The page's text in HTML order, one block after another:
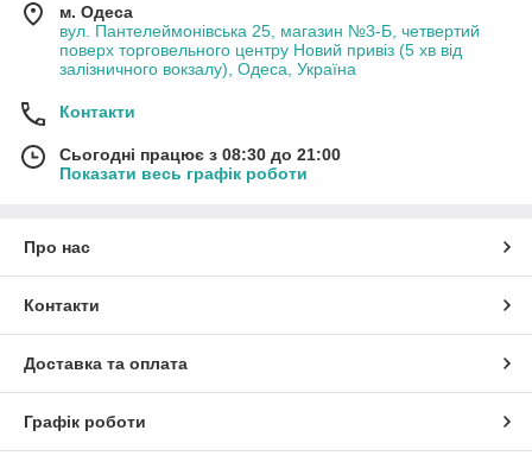
м. Одеса
вул. Пантелеймонівська 25, магазин №3-Б, четвертий
поверх торговельного центру Новий привіз (5 хв від
залізничного вокзалу), Одеса, Україна
Контакти
Сьогодні працює з 08:30 до 21:00
Показати весь графік роботи
Про нас
Контакти
Доставка та оплата
Графік роботи